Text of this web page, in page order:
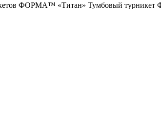
ФОРМА™ «Титан» Тумбовый турникет